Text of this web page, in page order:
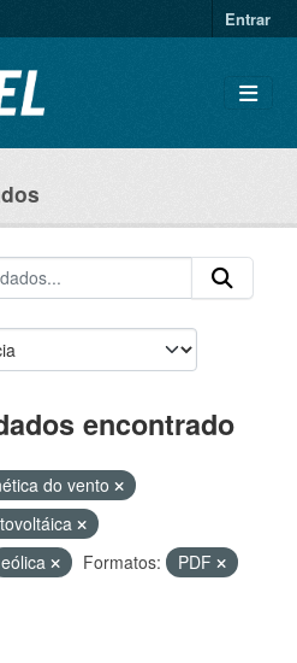
Entrar
encontrado
do vento
eólica Formatos:
PDF